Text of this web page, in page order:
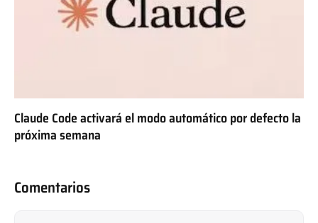
Claude Code activará el modo automático por defecto la
próxima semana
Comentarios